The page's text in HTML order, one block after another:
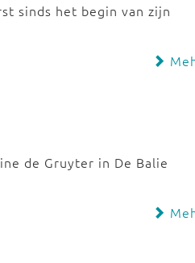
sinds het begin van zijn
de Gruyter in De Balie